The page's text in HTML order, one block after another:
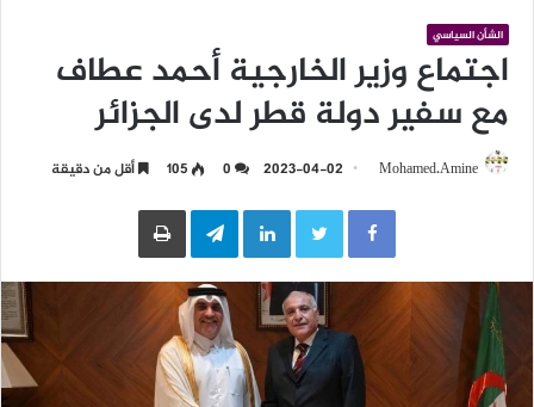
الشأن السياسي
اجتماع وزير الخارجية أحمد عطاف
مع سفير دولة قطر لدى الجزائر
Mohamed.Amine
2023-04-02
105 أقل من دقيقة
LinkedIn
Telegramطباعة